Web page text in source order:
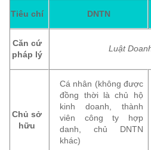
Tiêu chí DNTN
Căn cứ
pháp lý
Luật
Chủ sở
hữu
Cá nhân (không được
đồng thời là chủ hộ
kinh doanh, thành
viên công ty hợp
danh, chủ DNTN
khác)